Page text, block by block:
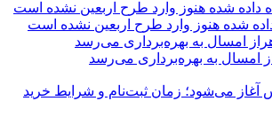
امسال به بهره‌برداری می‌رسد
آغاز می‌شود؛ زمان ثبت‌نام و شرایط خرید